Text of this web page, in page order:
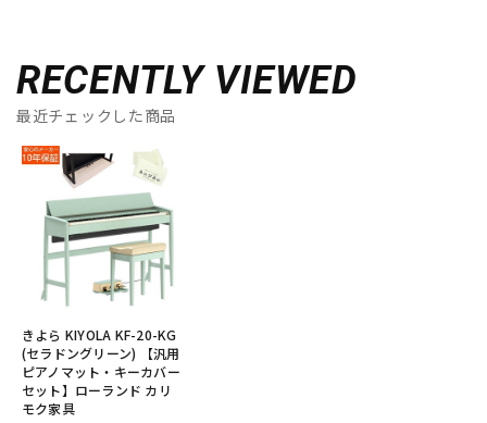
RECENTLY VIEWED
最近チェックした商品
きよら KIYOLA KF-20-KG
(セラドングリーン) 【汎用
ピアノマット・キーカバー
セット】ローランド カリ
モク家具